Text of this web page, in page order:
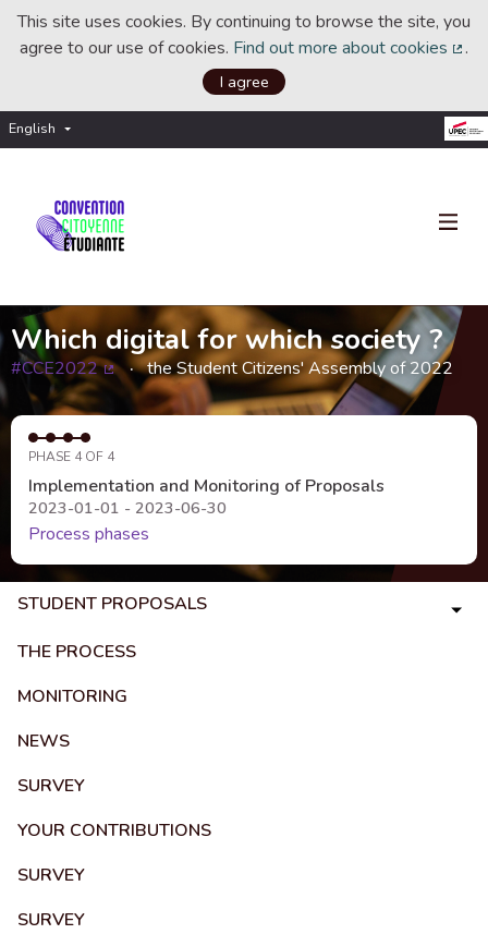
This site uses cookies. By continuing to browse the site, you
agree to our use of cookies. Find out more about cookies .
I agree
English Choisir la langue
Which digital for which society ?
#CCE2022
(External link)
the Student Citizens' Assembly of 2022
PHASE 4 OF 4
Implementation and Monitoring of Proposals
2023-01-01 - 2023-06-30
Process phases
STUDENT PROPOSALS
THE PROCESS
MONITORING
NEWS
SURVEY
YOUR CONTRIBUTIONS
SURVEY
SURVEY